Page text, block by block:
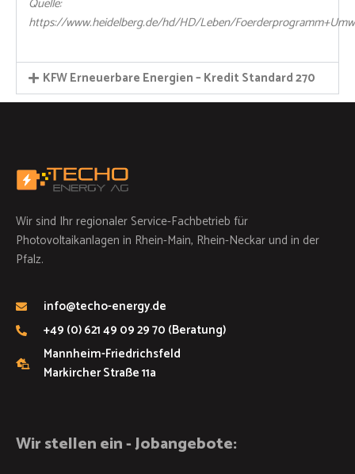
https://www.heidelberg.de/hd/HD/Leben/
KFW Erneuerbare Energien – Kredit Standard 270
Wir sind Ihr regionaler Service-Fachbetrieb für
Photovoltaikanlagen in Rhein-Main, Rhein-Neckar und in der
Pfalz.
info@techo-energy.de
+49 (0) 621 49 09 29 70 (Beratung)
Mannheim-Friedrichsfeld
Markircher Straße 11a
Wir stellen ein - Jobangebote: